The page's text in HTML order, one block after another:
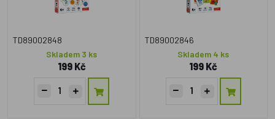
TD89002848
Skladem 3 ks
199 Kč
TD89002846
Skladem 4 ks
199 Kč